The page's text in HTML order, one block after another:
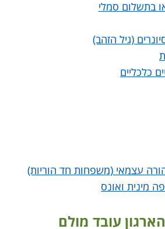
בתשלום סמלי
(גיל הזהב)
כלכליים
עצמאי (משפחות חד הוריות)
מינית ואונס
עובד מולם